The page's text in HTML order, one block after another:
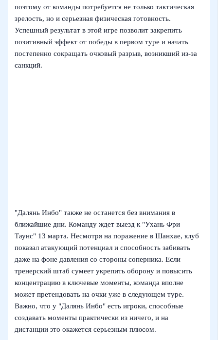
поэтому от команды потребуется не только тактическая
зрелость, но и серьезная физическая готовность.
Успешный результат в этой игре позволит закрепить
позитивный эффект от победы в первом туре и начать
постепенно сокращать очковый разрыв, возникший из-за
санкций.
"Далянь Инбо" также не останется без внимания в
ближайшие дни. Команду ждет выезд к "Ухань Фри
Таунс" 13 марта. Несмотря на поражение в Шанхае, клуб
показал атакующий потенциал и способность забивать
даже на фоне давления со стороны соперника. Если
тренерский штаб сумеет укрепить оборону и повысить
концентрацию в ключевые моменты, команда вполне
может претендовать на очки уже в следующем туре.
Важно, что у "Далянь Инбо" есть игроки, способные
создавать моменты практически из ничего, и на
дистанции это окажется серьезным плюсом.